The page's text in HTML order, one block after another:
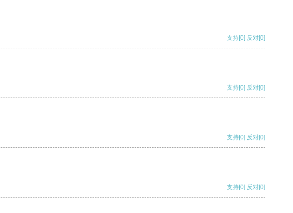
支持[0] 反对[0]
支持[0] 反对[0]
支持[0] 反对[0]
支持[0] 反对[0]